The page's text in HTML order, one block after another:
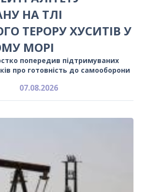
НА ТЛІ
ТЕРОРУ ХУСИТІВ У
МОРІ
попередив підтримуваних
про готовність до самооборони
07.08.2026